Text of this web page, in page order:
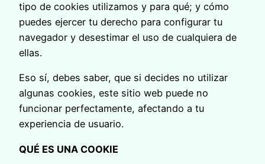
tipo de cookies utilizamos y para qué; y cómo
puedes ejercer tu derecho para configurar tu
navegador y desestimar el uso de cualquiera de
ellas.
Eso sí, debes saber, que si decides no utilizar
algunas cookies, este sitio web puede no
funcionar perfectamente, afectando a tu
experiencia de usuario.
QUÉ ES UNA COOKIE